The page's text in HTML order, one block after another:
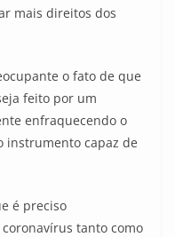
mais direitos dos
o fato de que
feito por um
enfraquecendo o
instrumento capaz de
é preciso
tanto como